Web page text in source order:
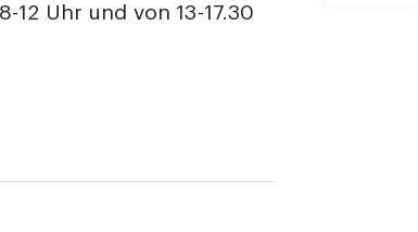
Uhr und von 13-17.30